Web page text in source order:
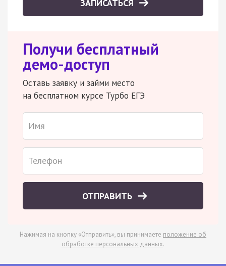
ЗАПИСАТЬСЯ
Получи бесплатный
демо-доступ
Оставь заявку и займи место
на бесплатном курсе Турбо ЕГЭ
ОТПРАВИТЬ
Нажимая на кнопку «Отправить», вы принимаете положение об
обработке персональных данных.